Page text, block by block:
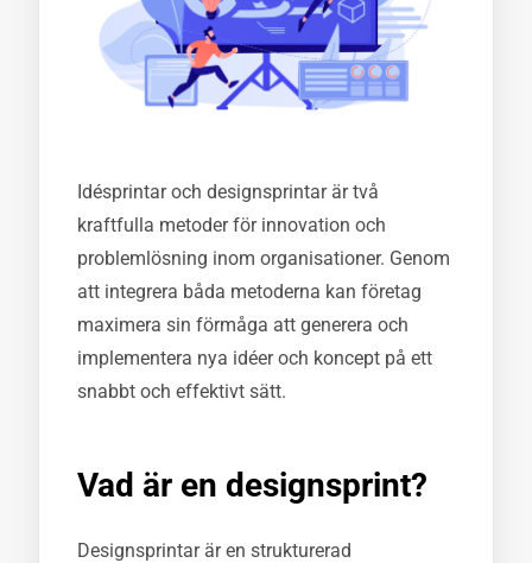
Idésprintar och designsprintar är två
kraftfulla metoder för innovation och
problemlösning inom organisationer. Genom
att integrera båda metoderna kan företag
maximera sin förmåga att generera och
implementera nya idéer och koncept på ett
snabbt och effektivt sätt.
Vad är en designsprint?
Designsprintar är en strukturerad